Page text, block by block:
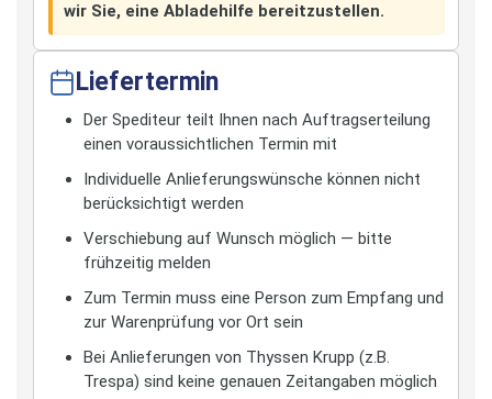
wir Sie, eine Abladehilfe bereitzustellen.
Liefertermin
Der Spediteur teilt Ihnen nach Auftragserteilung
einen voraussichtlichen Termin mit
Individuelle Anlieferungswünsche können nicht
berücksichtigt werden
Verschiebung auf Wunsch möglich — bitte
frühzeitig melden
Zum Termin muss eine Person zum Empfang und
zur Warenprüfung vor Ort sein
Bei Anlieferungen von Thyssen Krupp (z.B.
Trespa) sind keine genauen Zeitangaben möglich